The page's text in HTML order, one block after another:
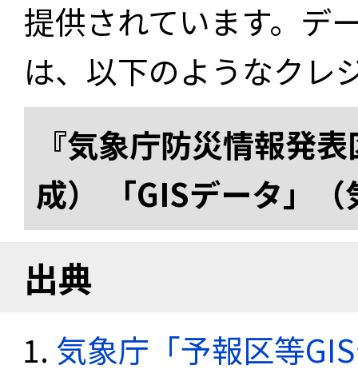
提供されています。デ
は、以下のようなクレ
『気象庁防災情報発
成） 「GISデータ」
出典
気象庁「予報区等